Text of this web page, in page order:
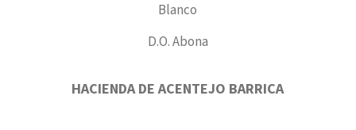
Blanco
D.O. Abona
HACIENDA DE ACENTEJO BARRICA